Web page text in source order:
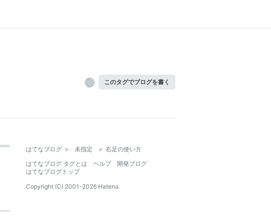
このタグでブログを書く
はてなブログ > 未指定 > 右足の使い方
はてなブログ タグとは
ヘルプ
開発ブログ
はてなブログトップ
Copyright (C) 2001-2026 Hatena.